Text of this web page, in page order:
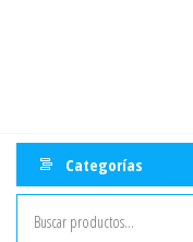
Categorías